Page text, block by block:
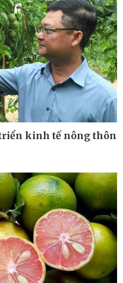
Thông tin doanh nghiệp
Doanh nghiệp 24h
Doanh nhân
Vì cộng đồng
kinh tế nông thôn